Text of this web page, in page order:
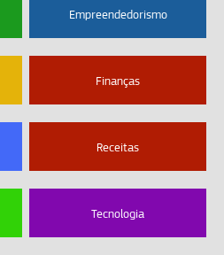
Empreendedorismo
Finanças
Receitas
Tecnologia